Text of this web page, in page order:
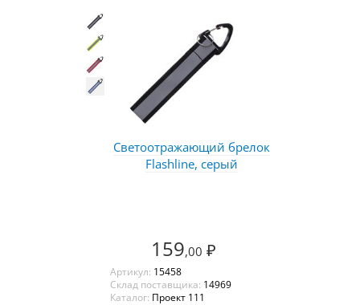
Светоотражающий брелок
Flashline, серый
159,00 ₽
Артикул: 15458
Склад поставщика: 14969
Каталог: Проект 111